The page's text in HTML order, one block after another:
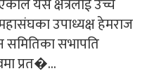
यस क्षेत्रलाई उच्च
उपाध्यक्ष हेमराज
समितिका सभापति
प्रत�...